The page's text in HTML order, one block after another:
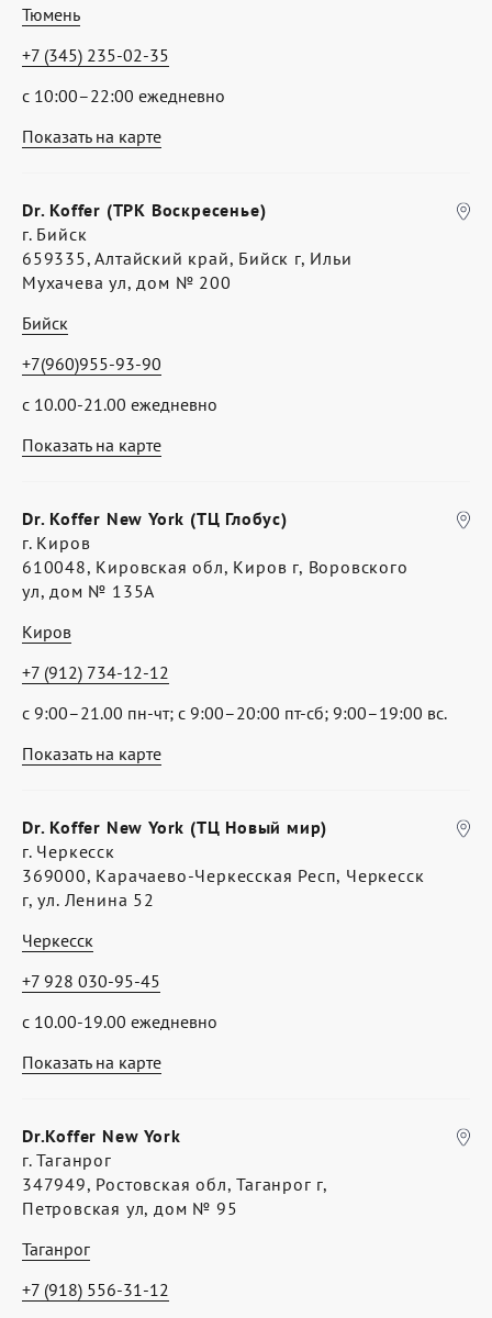
Показать на карте
Тюмень
с 10:00–22:00 ежедневно
+7 (345) 235-02-35
Показать на карте
Dr. Koffer (ТРК Воскресенье)
г. Бийск
659335, Алтайский край, Бийск г, Ильи
Мухачева ул, дом № 200
Бийск
с 10.00-21.00 ежедневно
+7(960)955-93-90
Показать на карте
Dr. Koffer New York (ТЦ Глобус)
г. Киров
610048, Кировская обл, Киров г, Воровского
ул, дом № 135А
Киров
с 9:00–21.00 пн-чт; с 9:00–20:00 пт-сб; 9:00–19:00 вс.
+7 (912) 734-12-12
Показать на карте
Dr. Koffer New York (ТЦ Новый мир)
г. Черкесск
369000, Карачаево-Черкесская Респ, Черкесск
г, ул. Ленина 52
Черкесск
с 10.00-19.00 ежедневно
+7 928 030-95-45
Dr.Koffer New York
г. Таганрог
347949, Ростовская обл, Таганрог г,
Петровская ул, дом № 95
Таганрог
+7 (918) 556-31-12